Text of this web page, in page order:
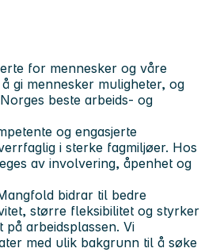
for mennesker og våre
gi mennesker muligheter, og
beste arbeids- og
og engasjerte
i sterke fagmiljøer. Hos
av involvering, åpenhet og
bidrar til bedre
større fleksibilitet og styrker
arbeidsplassen. Vi
med ulik bakgrunn til å søke